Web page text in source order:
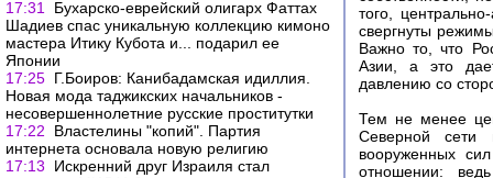
17:31
Бухарско-еврейский олигарх Фаттах
Шадиев спас уникальную коллекцию кимоно
мастера Итику Кубота и... подарил ее
Японии
17:25 Г.Боиров: Канибадамская идиллия.
Новая мода таджикских начальников -
несовершеннолетние русские проститутки
17:22
Властелины "копий". Партия
интернета основала новую религию
17:13
Искренний друг Израиля стал
того,
свергнуты
Важно то, что
Азии, а это
давлению со
Тем не менее
Северной сети
вооруженных
отношении: